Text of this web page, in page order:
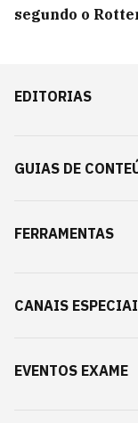
segundo o
EDITORIAS
GUIAS DE
FERRAMENTAS
CANAIS
EVENTOS EXAME